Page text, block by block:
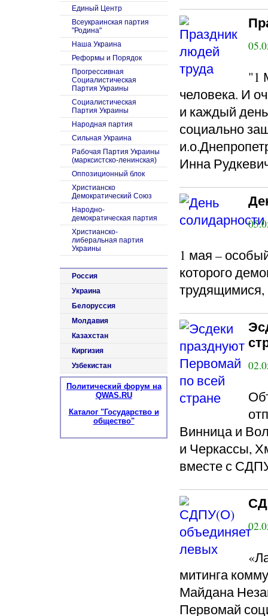
"1
человека. И
и каждый
социально
Инна
1 мая –
которого
трудящимися,
Винница и
и Черкассы,
вместе с
митинга
Майдана
Первомай
Единый Центр
Всеукраинская партия
"Родина"
Наша Украина
Реформы и Порядок
Прогрессивная
Социалистическая
Партия Украины
Социалистическая
Партия Украины
Народная партия
Сильная Украина
Рабочая Партия Украины
(марксистско-ленинская)
Оппозиционный блок
Христианско
Демократический Союз
Народно-
демократическая партия
Христианско-
либеральная партия
Украины
Россия
Украина
Белоруссия
Молдавия
Казахстан
Киргизия
Узбекистан
Политический форум на
QWAS.RU
Каталог "Государство и
общество"